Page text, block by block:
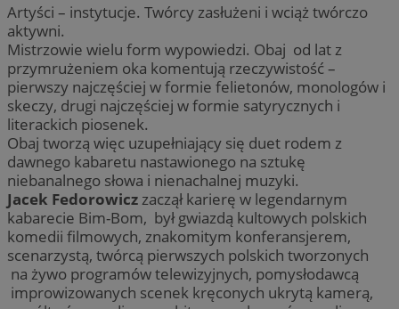
Artyści – instytucje. Twórcy zasłużeni i wciąż twórczo
aktywni.
Mistrzowie wielu form wypowiedzi. Obaj od lat z
przymrużeniem oka komentują rzeczywistość –
pierwszy najczęściej w formie felietonów, monologów i
skeczy, drugi najczęściej w formie satyrycznych i
literackich piosenek.
Obaj tworzą więc uzupełniający się duet rodem z
dawnego kabaretu nastawionego na sztukę
niebanalnego słowa i nienachalnej muzyki.
Jacek Fedorowiczzaczął karierę w legendarnym
kabarecie Bim-Bom, był gwiazdą kultowych polskich
komedii filmowych, znakomitym konferansjerem,
scenarzystą, twórcą pierwszych polskich tworzonych
na żywo programów telewizyjnych, pomysłodawcą
improwizowanych scenek kręconych ukrytą kamerą,